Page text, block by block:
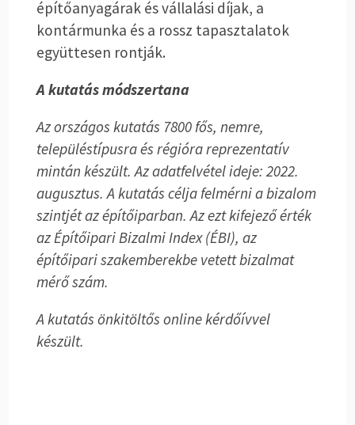
építőanyagárak és vállalási díjak, a
kontármunka és a rossz tapasztalatok
együttesen rontják.
A kutatás módszertana
Az országos kutatás 7800 fős, nemre,
településtípusra és régióra reprezentatív
mintán készült. Az adatfelvétel ideje: 2022.
augusztus. A kutatás célja felmérni a bizalom
szintjét az építőiparban. Az ezt kifejező érték
az Építőipari Bizalmi Index (ÉBI), az
építőipari szakemberekbe vetett bizalmat
mérő szám.
A kutatás önkitöltős online kérdőívvel
készült.